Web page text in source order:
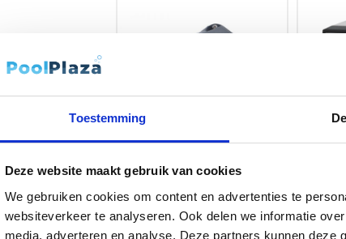
Toestemming
Deze website maakt gebruik van cookies
We gebruiken cookies om content en advertenties te
websiteverkeer te analyseren. Ook delen we informatie
media, adverteren en analyse. Deze partners kunnen
Stenner | vlokpomp
doseerpomp | Automatisch
Bayrol